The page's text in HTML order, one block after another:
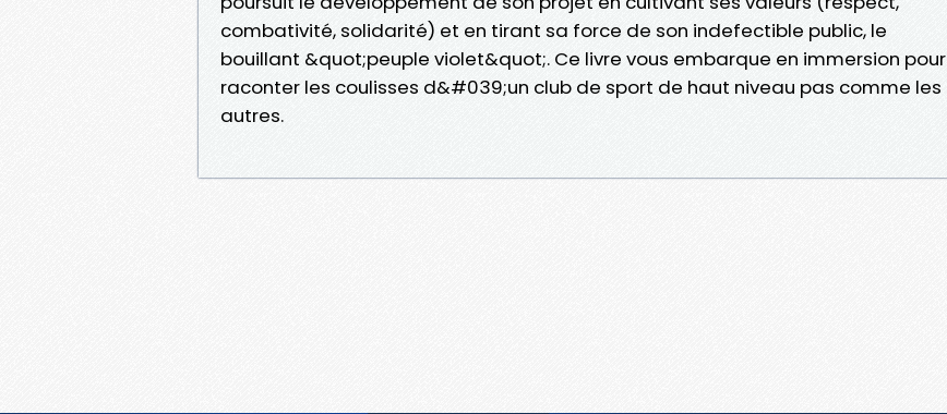
combativité, solidarité) et en tirant sa force de son indefectible public, le
bouillant &quot;peuple violet&quot;. Ce livre vous embarque en immersion pour
raconter les coulisses d&#039;un club de sport de haut niveau pas comme les
autres.